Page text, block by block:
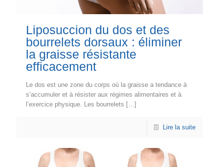
Liposuccion du dos et des
bourrelets dorsaux : éliminer
la graisse résistante
efficacement
Le dos est une zone du corps où la graisse a tendance à
s’accumuler et à résister aux régimes alimentaires et à
l’exercice physique. Les bourrelets […]
Lire la suite